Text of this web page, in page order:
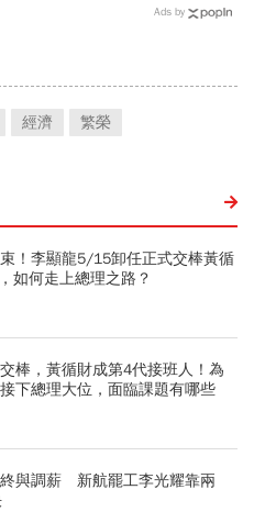
Ads by
經濟 繁榮
！李顯龍5/15卸任正式交棒黃循
如何走上總理之路？
棒，黃循財成第4代接班人！為
下總理大位，面臨課題有哪些
與調薪 新航罷工李光耀靠兩